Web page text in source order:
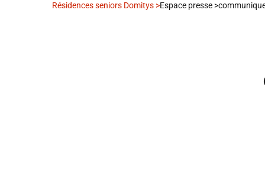
Résidences seniors Domitys >Espace presse >